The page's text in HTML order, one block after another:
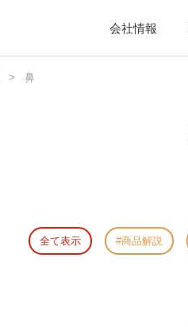
会社情報
> 鼻
全て表示 商品解説